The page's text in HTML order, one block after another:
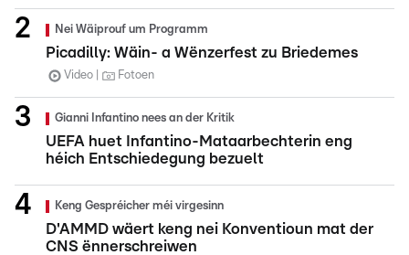
Nei Wäiprouf um Programm
Picadilly: Wäin- a Wënzerfest zu Briedemes
Video Fotoen
Gianni Infantino nees an der Kritik
UEFA huet Infantino-Mataarbechterin eng
héich Entschiedegung bezuelt
Keng Gespréicher méi virgesinn
D'AMMD wäert keng nei Konventioun mat der
CNS ënnerschreiwen